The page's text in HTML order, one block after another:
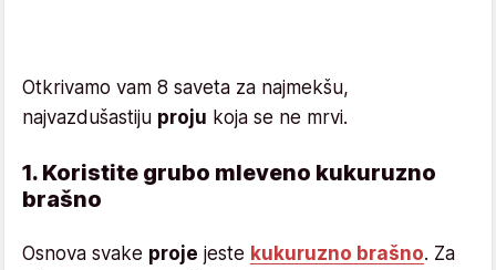
Otkrivamo vam 8 saveta za najmekšu,
najvazdušastiju proju koja se ne mrvi.
1. Koristite grubo mleveno kukuruzno
brašno
Osnova svake proje jeste kukuruzno brašno. Za